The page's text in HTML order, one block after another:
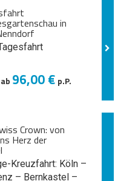
in
96,00 € p.P.
Crown: von
Herz der
Kreuzfahrt: Köln –
– Bernkastel –